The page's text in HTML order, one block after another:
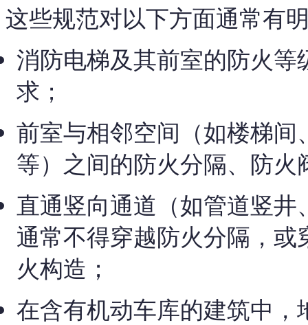
这些规范对以下方面通常有
消防电梯及其前室的防火
求；
前室与相邻空间（如楼梯
等）之间的防火分隔、防火
直通竖向通道（如管道竖
通常不得穿越防火分隔，
火构造；
在含有机动车库的建筑中